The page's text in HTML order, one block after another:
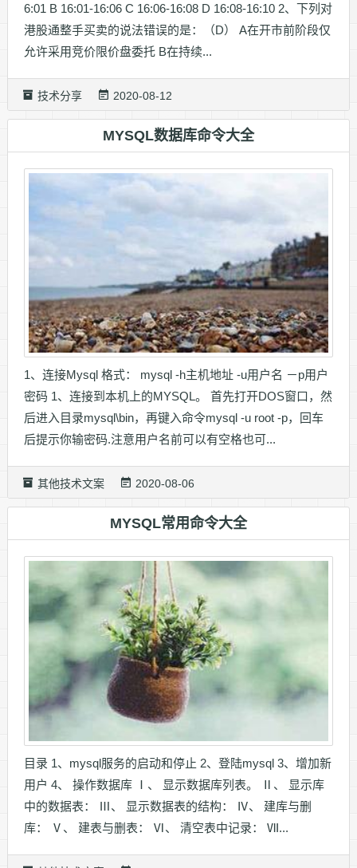
6:01 B 16:01-16:06 C 16:06-16:08 D 16:08-16:10 2、下列对
港股通整手买卖的说法错误的是：（D） A在开市前阶段仅
允许采用竞价限价盘委托 B在持续...
技术分享 2020-08-12
MYSQL数据库命令大全
1、连接Mysql 格式： mysql -h主机地址 -u用户名 －p用户
密码 1、连接到本机上的MYSQL。 首先打开DOS窗口，然
后进入目录mysql\bin，再键入命令mysql -u root -p，回车
后提示你输密码.注意用户名前可以有空格也可...
其他技术文案 2020-08-06
MYSQL常用命令大全
目录 1、mysql服务的启动和停止 2、登陆mysql 3、增加新
用户 4、 操作数据库 Ⅰ、 显示数据库列表。 Ⅱ、 显示库
中的数据表： Ⅲ、 显示数据表的结构： Ⅳ、 建库与删
库： Ⅴ、 建表与删表： Ⅵ、 清空表中记录： Ⅶ...